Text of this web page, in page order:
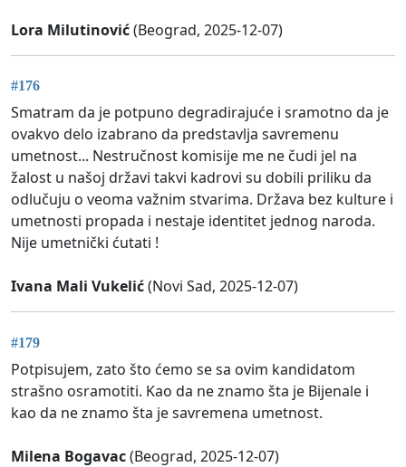
Lora Milutinović(Beograd, 2025-12-07)
#176
Smatram da je potpuno degradirajuće i sramotno da je
ovakvo delo izabrano da predstavlja savremenu
umetnost... Nestručnost komisije me ne čudi jel na
žalost u našoj državi takvi kadrovi su dobili priliku da
odlučuju o veoma važnim stvarima. Država bez kulture i
umetnosti propada i nestaje identitet jednog naroda.
Nije umetnički ćutati !
Ivana Mali Vukelić(Novi Sad, 2025-12-07)
#179
Potpisujem, zato što ćemo se sa ovim kandidatom
strašno osramotiti. Kao da ne znamo šta je Bijenale i
kao da ne znamo šta je savremena umetnost.
Milena Bogavac(Beograd, 2025-12-07)